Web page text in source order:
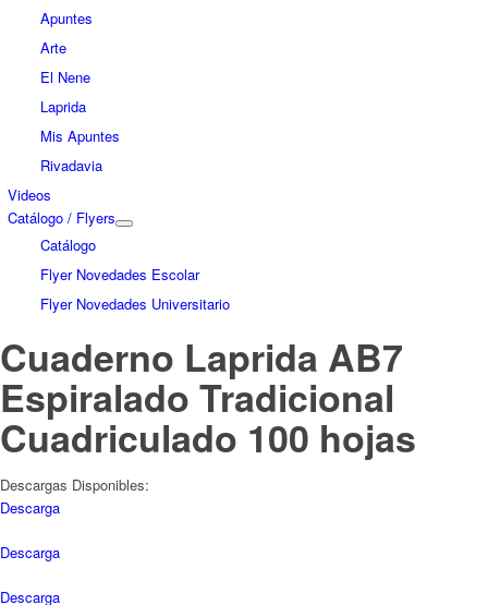
Apuntes
Arte
El Nene
Laprida
Mis Apuntes
Rivadavia
Videos
Catálogo / Flyers
Catálogo
Flyer Novedades Escolar
Flyer Novedades Universitario
Cuaderno Laprida AB7
Espiralado Tradicional
Cuadriculado 100 hojas
Descargas Disponibles:
Descarga
Descarga
Descarga